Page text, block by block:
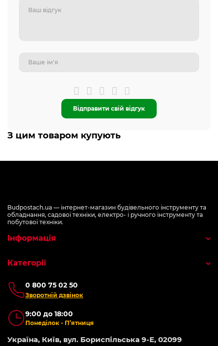
Відправити свій відгук
З цим товаром купують
Budpostach.ua — інтернет-магазин будівельного інструменту та
обладнання, садової техніки, електро- і ручного інструменту та
побутової техніки.
0 800 75 02 50
Зворотній дзвінок
9:00 до 18:00
Понеділок - П’ятниця
Україна, Київ, вул. Бориспільська 9-Е, 02099
Інформація
Категорії